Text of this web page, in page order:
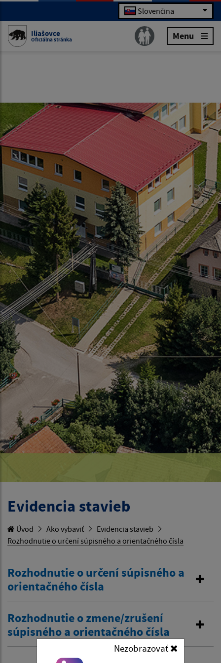
Nezobrazovať
Slovenčina
Iliašovce
Oficiálna stránka Menu
Evidencia stavieb
Úvod Ako vybaviť
Evidencia stavieb
Rozhodnutie o určení súpisného a orientačného čísla
Rozhodnutie o určení súpisného a
orientačného čísla
Rozhodnutie o zmene/zrušení
súpisného a orientačného čísla